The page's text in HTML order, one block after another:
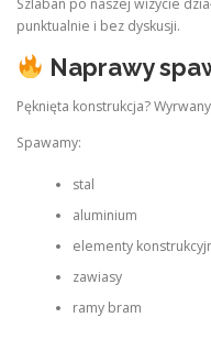
Szlaban po naszej wizycie
punktualnie i bez dyskusji.
Naprawy
Pęknięta konstrukcja?
Spawamy:
stal
aluminium
elementy
zawiasy
ramy bram